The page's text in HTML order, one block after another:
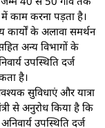
में काम करना पड़ता है।
कार्यों के अलावा समर्थन
अन्य विभागों के
उपस्थिति दर्ज
है।
सुविधाएं और यात्रा
से अनुरोध किया है कि
उपस्थिति दर्ज